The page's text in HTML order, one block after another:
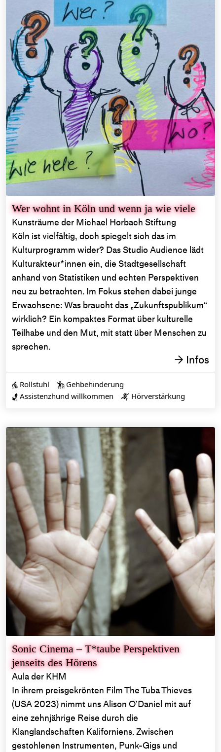
Wer wohnt in Köln und wenn ja wie viele
Kunsträume der Michael Horbach Stiftung
Köln ist vielfältig, doch spiegelt sich das im
Kulturprogramm wider? Das Studio Audience lädt
Kulturakteur*innen ein, die Stadtgesellschaft
anhand von Statistiken und echten Perspektiven
neu zu betrachten. Im Fokus stehen dabei junge
Erwachsene: Was braucht das „Zukunftspublikum“
wirklich? Ein kompaktes Format über kulturelle
Teilhabe und den Mut, mit statt über Menschen zu
sprechen.
→ Infos
 Rollstuhl Gehbehinderung
 Assistenzhund willkommen  Hörverstärkung
Sonic Cinema – T*taube Perspektiven
jenseits des Hörens
Aula der KHM
In ihrem preisgekrönten Film The Tuba Thieves
(USA 2023) nimmt uns Alison O’Daniel mit auf
eine zehnjährige Reise durch die
Klanglandschaften Kaliforniens. Zwischen
gestohlenen Instrumenten, Punk-Gigs und